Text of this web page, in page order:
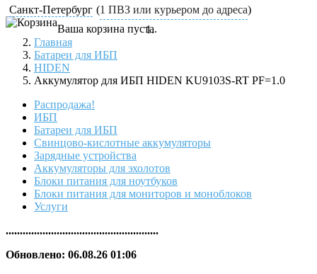
Санкт-Петербург (1 ПВЗ или курьером до адреса)
Ваша корзина пуста.
Главная
Батареи для ИБП
HIDEN
Аккумулятор для ИБП HIDEN KU9103S-RT PF=1.0
Распродажа!
ИБП
Батареи для ИБП
Свинцово-кислотные аккумуляторы
Зарядные устройства
Аккумуляторы для эхолотов
Блоки питания для ноутбуков
Блоки питания для мониторов и моноблоков
Услуги
......................................................
Обновлено: 06.08.26 01:06